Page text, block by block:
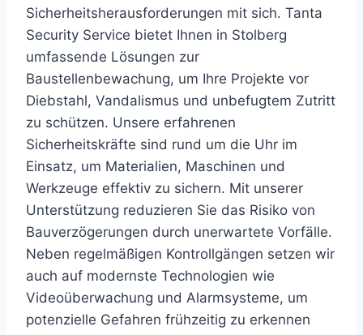
Sicherheitsherausforderungen mit sich. Tanta
Security Service bietet Ihnen in Stolberg
umfassende Lösungen zur
Baustellenbewachung, um Ihre Projekte vor
Diebstahl, Vandalismus und unbefugtem Zutritt
zu schützen. Unsere erfahrenen
Sicherheitskräfte sind rund um die Uhr im
Einsatz, um Materialien, Maschinen und
Werkzeuge effektiv zu sichern. Mit unserer
Unterstützung reduzieren Sie das Risiko von
Bauverzögerungen durch unerwartete Vorfälle.
Neben regelmäßigen Kontrollgängen setzen wir
auch auf modernste Technologien wie
Videoüberwachung und Alarmsysteme, um
potenzielle Gefahren frühzeitig zu erkennen